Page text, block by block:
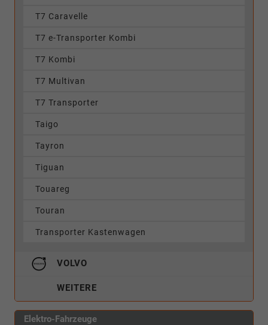
T7 Caravelle
T7 e-Transporter Kombi
T7 Kombi
T7 Multivan
T7 Transporter
Taigo
Tayron
Tiguan
Touareg
Touran
Transporter Kastenwagen
VOLVO
WEITERE
Elektro-Fahrzeuge